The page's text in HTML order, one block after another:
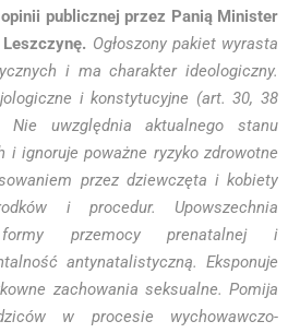
publicznej przez Panią Minister
Ogłoszony pakiet wyrasta
i ma charakter ideologiczny.
i konstytucyjne (art. 30, 38
Nie uwzględnia aktualnego stanu
i ignoruje poważne ryzyko zdrowotne
przez dziewczęta i kobiety
i procedur. Upowszechnia
formy przemocy prenatalnej i
antynatalistyczną. Eksponuje
zachowania seksualne. Pomija
w procesie wychowawczo-